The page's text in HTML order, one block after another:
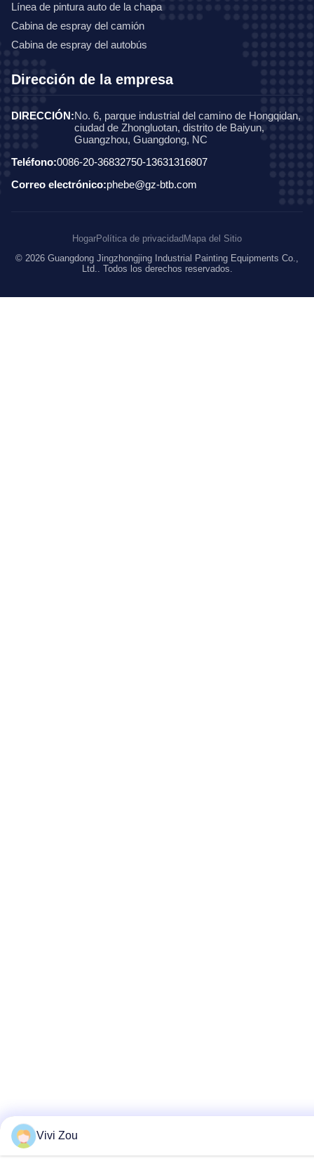
Línea de pintura auto de la chapa
Cabina de espray del camión
Cabina de espray del autobús
Dirección de la empresa
DIRECCIÓN:No. 6, parque industrial del camino de Hongqidan,
ciudad de Zhongluotan, distrito de Baiyun,
Guangzhou, Guangdong, NC
Teléfono:0086-20-36832750-13631316807
Correo electrónico:phebe@gz-btb.com
HogarPolítica de privacidad Mapa del Sitio
© 2026 Guangdong Jingzhongjing Industrial Painting Equipments Co.,
Ltd.. Todos los derechos reservados.
Vivi Zou